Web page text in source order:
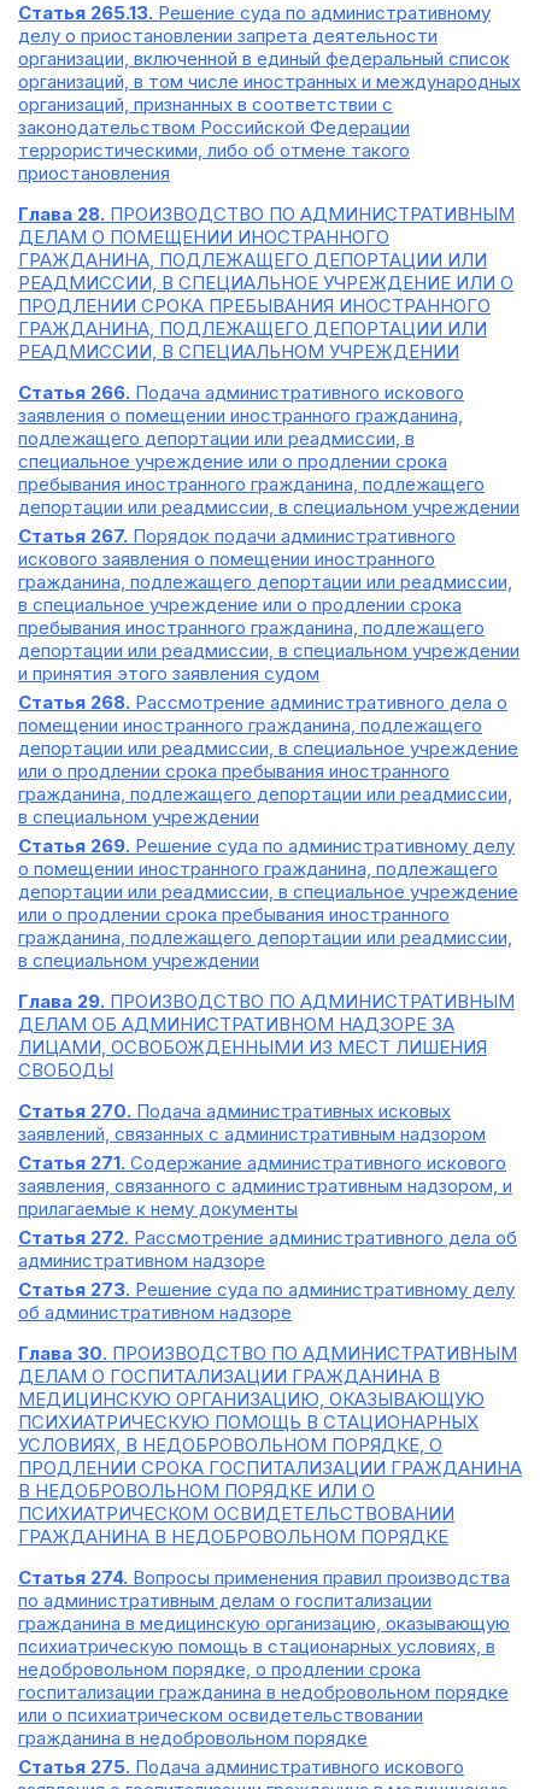
Статья 265.13. Решение суда по административному
делу о приостановлении запрета деятельности
организации, включенной в единый федеральный список
организаций, в том числе иностранных и международных
организаций, признанных в соответствии с
законодательством Российской Федерации
террористическими, либо об отмене такого
приостановления
Глава 28. ПРОИЗВОДСТВО ПО АДМИНИСТРАТИВНЫМ
ДЕЛАМ О ПОМЕЩЕНИИ ИНОСТРАННОГО
ГРАЖДАНИНА, ПОДЛЕЖАЩЕГО ДЕПОРТАЦИИ ИЛИ
РЕАДМИССИИ, В СПЕЦИАЛЬНОЕ УЧРЕЖДЕНИЕ ИЛИ О
ПРОДЛЕНИИ СРОКА ПРЕБЫВАНИЯ ИНОСТРАННОГО
ГРАЖДАНИНА, ПОДЛЕЖАЩЕГО ДЕПОРТАЦИИ ИЛИ
РЕАДМИССИИ, В СПЕЦИАЛЬНОМ УЧРЕЖДЕНИИ
Статья 266. Подача административного искового
заявления о помещении иностранного гражданина,
подлежащего депортации или реадмиссии, в
специальное учреждение или о продлении срока
пребывания иностранного гражданина, подлежащего
депортации или реадмиссии, в специальном учреждении
Статья 267. Порядок подачи административного
искового заявления о помещении иностранного
гражданина, подлежащего депортации или реадмиссии,
в специальное учреждение или о продлении срока
пребывания иностранного гражданина, подлежащего
депортации или реадмиссии, в специальном учреждении
и принятия этого заявления судом
Статья 268. Рассмотрение административного дела о
помещении иностранного гражданина, подлежащего
депортации или реадмиссии, в специальное учреждение
или о продлении срока пребывания иностранного
гражданина, подлежащего депортации или реадмиссии,
в специальном учреждении
Статья 269. Решение суда по административному делу
о помещении иностранного гражданина, подлежащего
депортации или реадмиссии, в специальное учреждение
или о продлении срока пребывания иностранного
гражданина, подлежащего депортации или реадмиссии,
в специальном учреждении
Глава 29. ПРОИЗВОДСТВО ПО АДМИНИСТРАТИВНЫМ
ДЕЛАМ ОБ АДМИНИСТРАТИВНОМ НАДЗОРЕ ЗА
ЛИЦАМИ, ОСВОБОЖДЕННЫМИ ИЗ МЕСТ ЛИШЕНИЯ
СВОБОДЫ
Статья 270. Подача административных исковых
заявлений, связанных с административным надзором
Статья 271. Содержание административного искового
заявления, связанного с административным надзором, и
прилагаемые к нему документы
Статья 272. Рассмотрение административного дела об
административном надзоре
Статья 273. Решение суда по административному делу
об административном надзоре
Глава 30. ПРОИЗВОДСТВО ПО АДМИНИСТРАТИВНЫМ
ДЕЛАМ О ГОСПИТАЛИЗАЦИИ ГРАЖДАНИНА В
МЕДИЦИНСКУЮ ОРГАНИЗАЦИЮ, ОКАЗЫВАЮЩУЮ
ПСИХИАТРИЧЕСКУЮ ПОМОЩЬ В СТАЦИОНАРНЫХ
УСЛОВИЯХ, В НЕДОБРОВОЛЬНОМ ПОРЯДКЕ, О
ПРОДЛЕНИИ СРОКА ГОСПИТАЛИЗАЦИИ ГРАЖДАНИНА
В НЕДОБРОВОЛЬНОМ ПОРЯДКЕ ИЛИ О
ПСИХИАТРИЧЕСКОМ ОСВИДЕТЕЛЬСТВОВАНИИ
ГРАЖДАНИНА В НЕДОБРОВОЛЬНОМ ПОРЯДКЕ
Статья 274. Вопросы применения правил производства
по административным делам о госпитализации
гражданина в медицинскую организацию, оказывающую
психиатрическую помощь в стационарных условиях, в
недобровольном порядке, о продлении срока
госпитализации гражданина в недобровольном порядке
или о психиатрическом освидетельствовании
гражданина в недобровольном порядке
Статья 275. Подача административного искового